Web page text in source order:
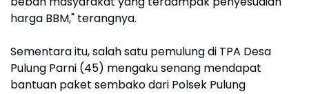
harga BBM," terangnya.
Sementara itu, salah satu pemulung di TPA Desa
Pulung Parni (45) mengaku senang mendapat
bantuan paket sembako dari Polsek Pulung